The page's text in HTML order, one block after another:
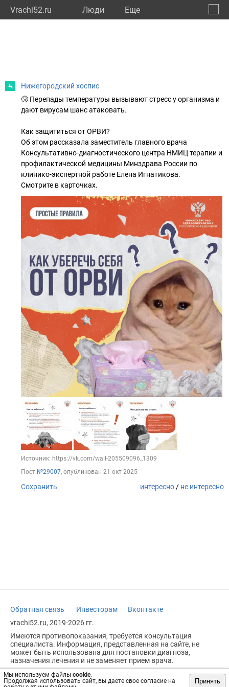
Vrachi52.ru Люди Eще
Мы используем файлы cookie.
Продолжая использовать сайт, вы даете свое согласие на
Принять
Нижегородский хоспис
🤧 Перепады температуры вызывают стресс у организма и
дают вирусам шанс атаковать.
Как защититься от ОРВИ?
Об этом рассказала заместитель главного врача
Консультативно-диагностического центра НМИЦ терапии и
профилактической медицины Минздрава России по
клинико-экспертной работе Елена Игнатикова.
Смотрите в карточках.
Источник: https://vk.com/wall-205509096_1309
Пост №29007, опубликован 21 окт 2025
Сохранить интересно / не интересно
Обратная связь Инвесторам
Вконтакте
vrachi52.ru, 2019-2026 гг.
Имеются противопоказания, требуется консультация
специалиста. Информация, представленная на сайте, не
может быть использована для постановки диагноза,
назначения лечения и не заменяет прием врача.
Возрастное ограничение: 18+